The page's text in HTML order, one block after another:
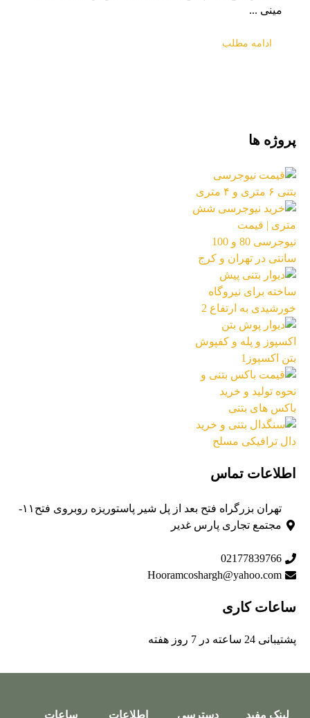
مینی ...
ادامه مطلب
پروژه ها
اطلاعات تماس
تهران بزرگراه فتح بعد از پل شیر پاستوریزه روبروی فتح۱۱-
مجتمع تجاری پارس غدیر
02177839766
Hooramcoshargh@yahoo.com
ساعات کاری
پشتیبانی 24 ساعته در 7 روز هفته
لینک مفید
دسترسی
اطلاعات
ساعات